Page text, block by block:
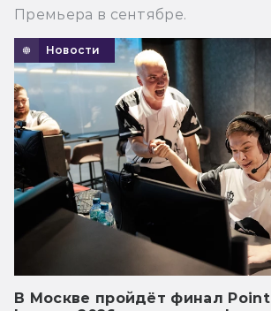
Премьера в сентябре.
Новости
В Москве пройдёт финал